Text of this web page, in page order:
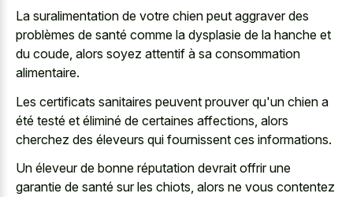
La suralimentation de votre chien peut aggraver des
problèmes de santé comme la dysplasie de la hanche et
du coude, alors soyez attentif à sa consommation
alimentaire.
Les certificats sanitaires peuvent prouver qu'un chien a
été testé et éliminé de certaines affections, alors
cherchez des éleveurs qui fournissent ces informations.
Un éleveur de bonne réputation devrait offrir une
garantie de santé sur les chiots, alors ne vous contentez